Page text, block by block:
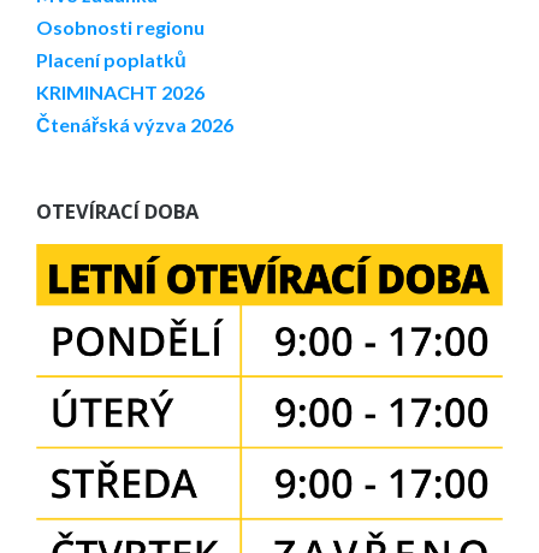
Osobnosti regionu
Placení poplatků
KRIMINACHT 2026
Čtenářská výzva 2026
OTEVÍRACÍ DOBA